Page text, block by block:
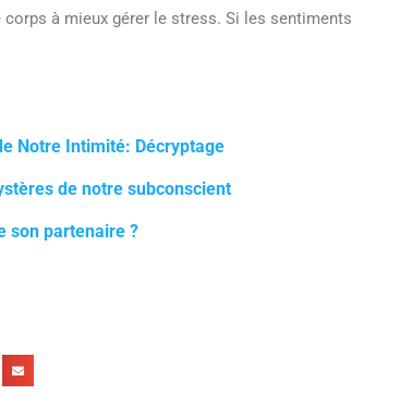
corps à mieux gérer le stress. Si les sentiments
Notre Intimité: Décryptage
de notre subconscient
son partenaire ?